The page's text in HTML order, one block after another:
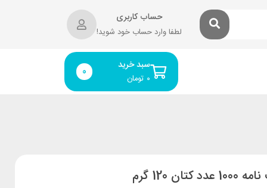
حساب کاربری
لطفا وارد حساب خود شوید!
سبد خرید
تومان ۰ 0